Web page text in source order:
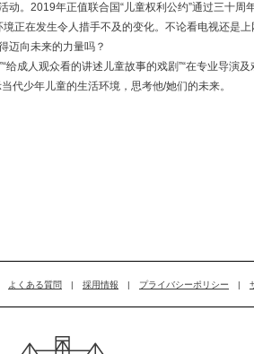
。2019年正值联合国“儿童权利公约”通过三十周
在发生令人措手不及的变化。不论看电视还是
迈向未来的力量吗？
成人观众看的讲述儿童故事的戏剧”“在专业导演
代少年儿童的生活环境，思考他/她们的未来。
よくある質問 | 採用情報 | プライバシーポリシー |